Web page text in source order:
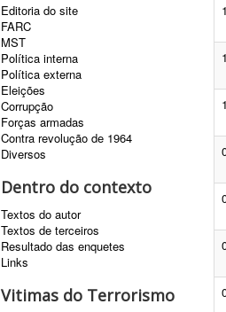
Editoria do site
FARC
MST
Política interna
Política externa
Eleições
Corrupção
Forças armadas
Contra revolução de 1964
Diversos
Dentro do contexto
Textos do autor
Textos de terceiros
Resultado das enquetes
Links
Vitimas do Terrorismo